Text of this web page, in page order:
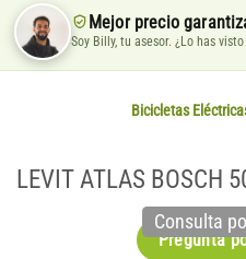
Mejor precio
Soy Billy, tu asesor. ¿Lo has
Bicicletas
LEVIT ATLAS BOSCH
Pregunta
Consulta